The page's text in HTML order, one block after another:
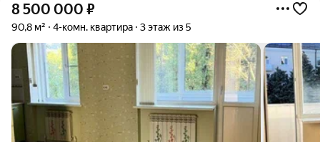
8 500 000 ₽
90,8 м² 4-комн. квартира 3 этаж из 5